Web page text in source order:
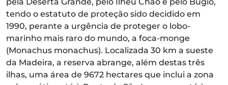
tendo o estatuto de proteção sido decidido em
1990, perante a urgência de proteger o lobo-
marinho mais raro do mundo, a foca-monge
(Monachus monachus). Localizada 30 km a sueste
da Madeira, a reserva abrange, além destas três
ilhas, uma área de 9672 hectares que inclui a zona